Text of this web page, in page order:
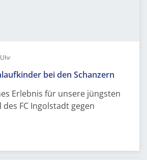
bei den Schanzern
Erlebnis für unsere jüngsten
des FC Ingolstadt gegen